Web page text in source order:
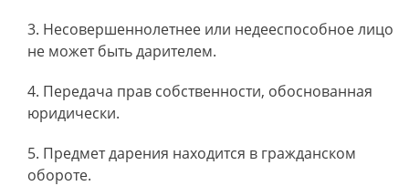
Несовершеннолетнее или недееспособное лицо
не может быть дарителем.
Передача прав собственности, обоснованная
юридически.
Предмет дарения находится в гражданском
обороте.